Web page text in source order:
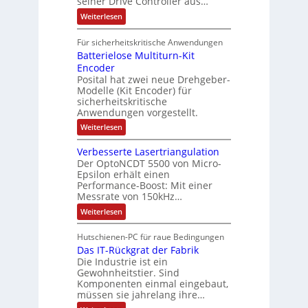
a
t
i
o
g
e
w
ä
h
t
s
k
ä
f
t
e
e
r
A
z
t
e
l
e
r
ä
l
t
S
c
h
u
t
z
l
a
c
k
b
e
s
c
i
c
h
t
u
n
Weiterlesen:
S
n
s
l
o
s
e
F
a
n
g
s
c
h
a
l
u
n
g
Für sicherheitskritische Anwendungen
Batterielose Multiturn-Kit
Encoder
Posital hat zwei neue Drehgeber-
Modelle (Kit Encoder) für
sicherheitskritische
Anwendungen vorgestellt.
Weiterlesen:
B
t
t
e
r
i
e
l
o
e
M
u
l
t
i
t
Verbesserte Lasertriangulation
Der OptoNCDT 5500 von Micro-
Epsilon erhält einen
Performance-Boost: Mit einer
Messrate von 150kHz…
Weiterlesen:
V
r
b
e
s
s
e
r
Hutschienen-PC für raue Bedingungen
Das IT-Rückgrat der Fabrik
Die Industrie ist ein
Gewohnheitstier. Sind
Komponenten einmal eingebaut,
müssen sie jahrelang ihre…